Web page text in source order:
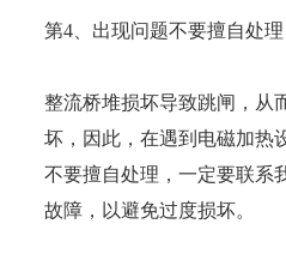
第4、出现问题不要擅自处理
整流桥堆损坏导致跳闸，从
坏，因此，在遇到电磁加热
不要擅自处理，一定要联系
故障，以避免过度损坏。